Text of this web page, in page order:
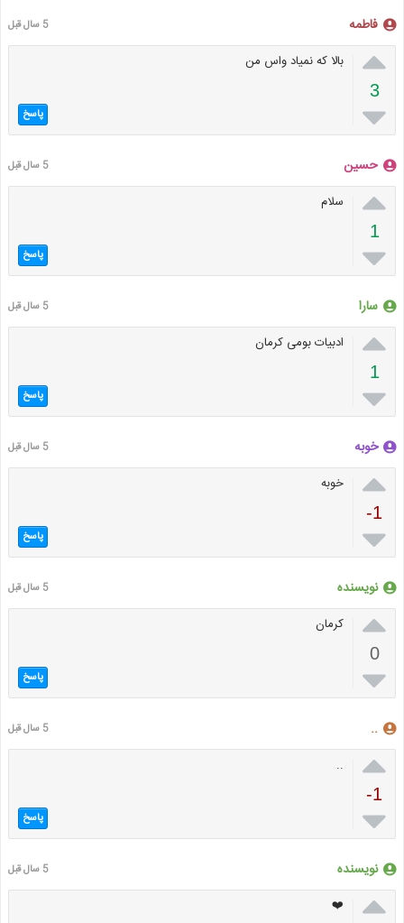
فاطمه 5 سال قبل

3

بالا که نمیاد واس من
پاسخ
حسین 5 سال قبل

1

سلام
پاسخ
سارا 5 سال قبل

1

ادبيات بومى كرمان
پاسخ
خوبه 5 سال قبل

-1

خوبه
پاسخ
نویسنده 5 سال قبل

0

کرمان
پاسخ
.. 5 سال قبل

-1

..
پاسخ
نویسنده 5 سال قبل

❤️